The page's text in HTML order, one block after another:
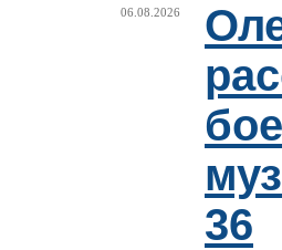
06.08.2026
36